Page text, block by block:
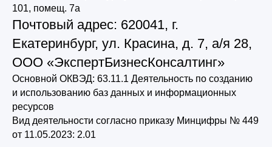
101, помещ. 7а
Почтовый адрес: 620041, г.
Екатеринбург, ул. Красина, д. 7, а/я 28,
ООО «ЭкспертБизнесКонсалтинг»
Основной ОКВЭД: 63.11.1 Деятельность по созданию
и использованию баз данных и информационных
ресурсов
Вид деятельности согласно приказу Минцифры № 449
от 11.05.2023: 2.01